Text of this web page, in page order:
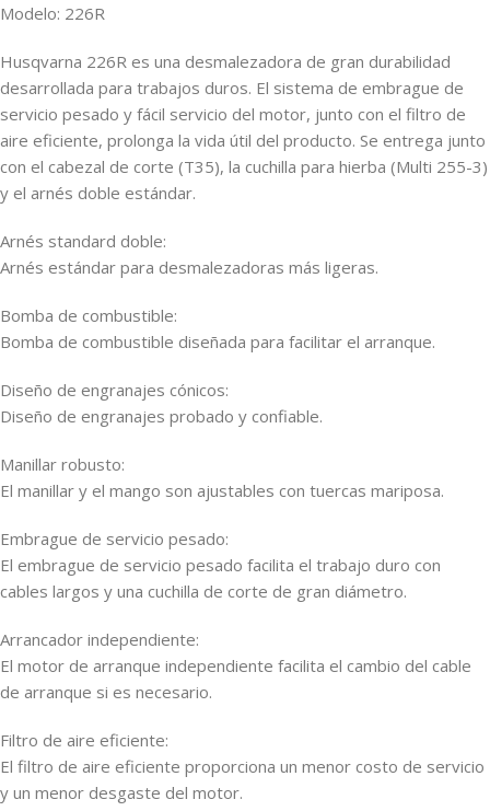
Modelo: 226R
Husqvarna 226R es una desmalezadora de gran durabilidad
desarrollada para trabajos duros. El sistema de embrague de
servicio pesado y fácil servicio del motor, junto con el filtro de
aire eficiente, prolonga la vida útil del producto. Se entrega junto
con el cabezal de corte (T35), la cuchilla para hierba (Multi 255-3)
y el arnés doble estándar.
Arnés standard doble:
Arnés estándar para desmalezadoras más ligeras.
Bomba de combustible:
Bomba de combustible diseñada para facilitar el arranque.
Diseño de engranajes cónicos:
Diseño de engranajes probado y confiable.
Manillar robusto:
El manillar y el mango son ajustables con tuercas mariposa.
Embrague de servicio pesado:
El embrague de servicio pesado facilita el trabajo duro con
cables largos y una cuchilla de corte de gran diámetro.
Arrancador independiente:
El motor de arranque independiente facilita el cambio del cable
de arranque si es necesario.
Filtro de aire eficiente:
El filtro de aire eficiente proporciona un menor costo de servicio
y un menor desgaste del motor.